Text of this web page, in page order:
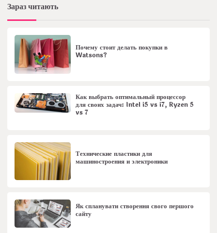
Зараз читають
Почему стоит делать покупки в
Watsons?
Как выбрать оптимальный процессор
для своих задач: Intel i5 vs i7, Ryzen 5
vs 7
Технические пластики для
машиностроения и электроники
Як спланувати створення свого першого
сайту